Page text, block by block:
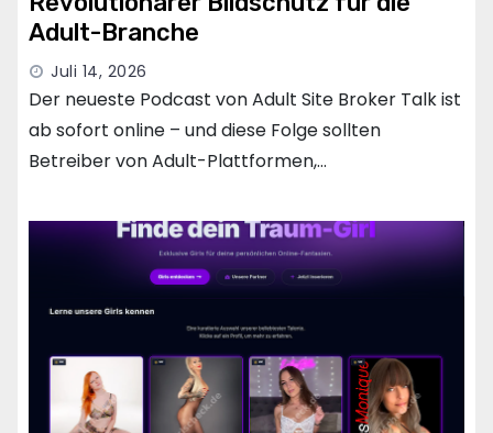
Adult-Branche
Juli 14, 2026
Der neueste Podcast von Adult Site Broker Talk ist
ab sofort online – und diese Folge sollten
Betreiber von Adult-Plattformen,…